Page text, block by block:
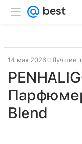
14 мая 2026 Лучшие
Blend